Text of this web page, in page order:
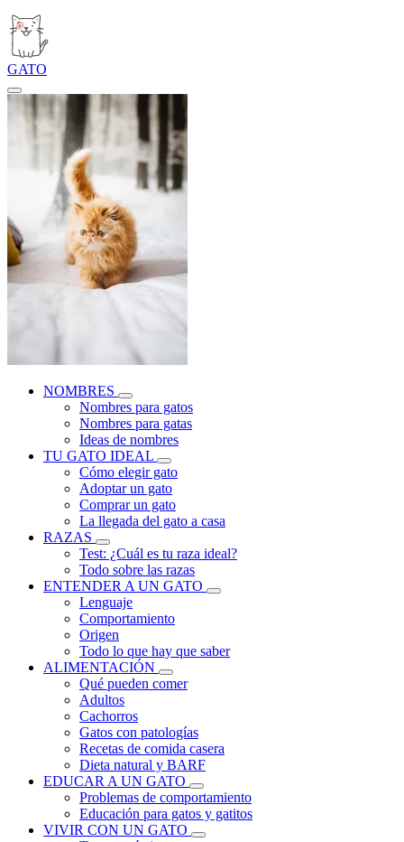
GATO
NOMBRES
Nombres para gatos
Nombres para gatas
Ideas de nombres
TU GATO IDEAL
Cómo elegir gato
Adoptar un gato
Comprar un gato
La llegada del gato a casa
RAZAS
Test: ¿Cuál es tu raza ideal?
Todo sobre las razas
ENTENDER A UN GATO
Lenguaje
Comportamiento
Origen
Todo lo que hay que saber
ALIMENTACIÓN
Qué pueden comer
Adultos
Cachorros
Gatos con patologías
Recetas de comida casera
Dieta natural y BARF
EDUCAR A UN GATO
Problemas de comportamiento
Educación para gatos y gatitos
VIVIR CON UN GATO